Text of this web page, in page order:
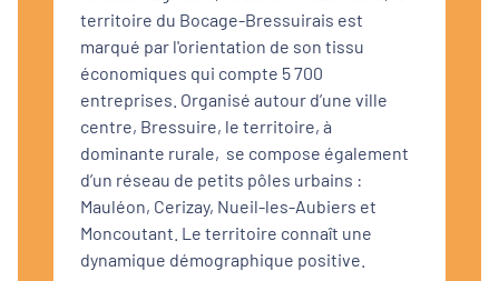
territoire du Bocage-Bressuirais est
marqué par l'orientation de son tissu
économiques qui compte 5 700
entreprises. Organisé autour d’une ville
centre, Bressuire, le territoire, à
dominante rurale, se compose également
d’un réseau de petits pôles urbains :
Mauléon, Cerizay, Nueil-les-Aubiers et
Moncoutant. Le territoire connaît une
dynamique démographique positive.